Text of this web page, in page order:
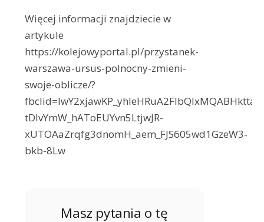
Więcej informacji znajdziecie w
artykule
https://kolejowyportal.pl/przystanek-
warszawa-ursus-polnocny-zmieni-
swoje-oblicze/?
tDlvYmW_hAToEUYvn5LtjwJR-
xUTOAaZrqfg3dnomH_aem_FJS605wd1GzeW3-
bkb-8Lw
Masz pytania o tę